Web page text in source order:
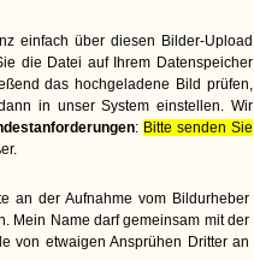
einfach über diesen Bilder-Upload
die Datei auf Ihrem Datenspeicher
das hochgeladene Bild prüfen,
in unser System einstellen. Wir
: Bitte senden Sie
an der Aufnahme vom Bildurheber
Mein Name darf gemeinsam mit der
von etwaigen Ansprühen Dritter an